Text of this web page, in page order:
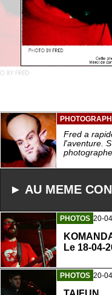
Fred a
l'aventure.
► AU MEME
PHOTOS 20-
Le 18-04-
PHOTOS 20-